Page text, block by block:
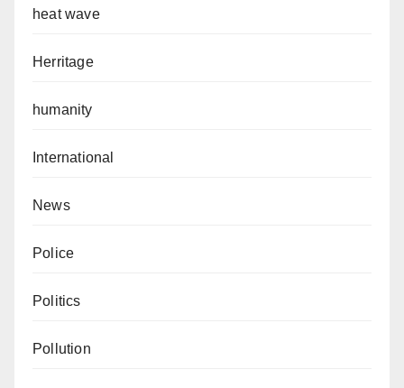
heat wave
Herritage
humanity
International
News
Police
Politics
Pollution